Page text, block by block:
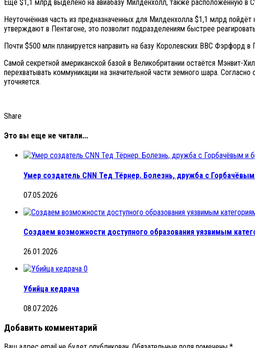
Ещё $1,1 млрд выделено на авиабазу Милденхолл, также расположенную в
Неуточнённая часть из предназначенных для Милденхолла $1,1 млрд
утверждают в Пентагоне, это позволит подразделениям быстрее
Почти $500 млн планируется направить на базу Королевских ВВС Фэрфорд
Самой секретной американской базой в Великобритании остаётся Мэнвит-
перехватывать коммуникации на значительной части земного шара.
уточняется.
Share
Это вы еще не читали...
Умер создатель CNN Тед Тёрнер. Болезнь, дружба с
07.05.2026
Создаем возможности доступного образования уязвимым
26.01.2026
0
Убийца кедрача
08.07.2026
Добавить комментарий